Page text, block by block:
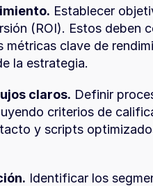
Establecer
(ROI). Estos deben
métricas clave de
la estrategia.
claros. Definir
criterios de
y scripts
Identificar los